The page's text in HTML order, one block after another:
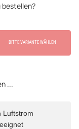
bestellen?
BITTE VARIANTE WÄHLEN
...
Luftstrom